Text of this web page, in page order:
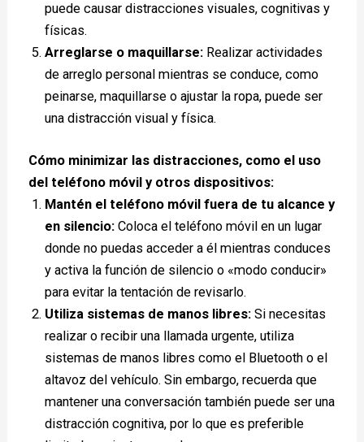
puede causar distracciones visuales, cognitivas y
físicas.
Arreglarse o maquillarse: Realizar actividades
de arreglo personal mientras se conduce, como
peinarse, maquillarse o ajustar la ropa, puede ser
una distracción visual y física.
Cómo minimizar las distracciones, como el uso
del teléfono móvil y otros dispositivos:
Mantén el teléfono móvil fuera de tu alcance y
en silencio:Coloca el teléfono móvil en un lugar
donde no puedas acceder a él mientras conduces
y activa la función de silencio o «modo conducir»
para evitar la tentación de revisarlo.
Utiliza sistemas de manos libres: Si necesitas
realizar o recibir una llamada urgente, utiliza
sistemas de manos libres como el Bluetooth o el
altavoz del vehículo. Sin embargo, recuerda que
mantener una conversación también puede ser una
distracción cognitiva, por lo que es preferible